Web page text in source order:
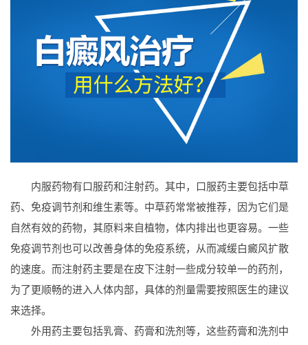
内服药物有口服药和注射药。其中，口服药主要包括中草
药、免疫调节剂和维生素等。中草药常常被推荐，因为它们是
自然有效的药物，其原料来自植物，体内排出也更容易。一些
免疫调节剂也可以改善身体的免疫系统，从而减缓白癜风扩散
的速度。而注射药主要是在皮下注射一些成分较单一的药剂，
为了更顺畅的进入人体内部，具体的剂量需要按照医生的建议
来选择。
外用药主要包括乳膏、药膏和洗剂等，这些药膏和洗剂中